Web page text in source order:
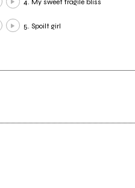
4. My sweet fragile bliss
5. Spoilt girl